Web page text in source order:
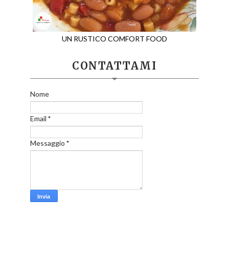
UN RUSTICO COMFORT FOOD
CONTATTAMI
Nome
Email *
Messaggio *